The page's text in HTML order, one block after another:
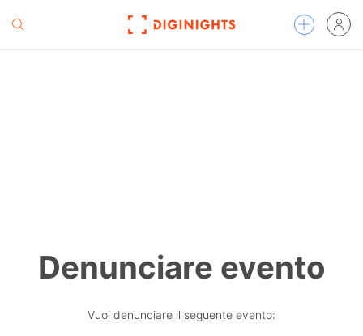
Denunciare evento
Vuoi denunciare il seguente evento: